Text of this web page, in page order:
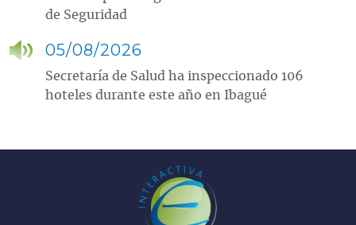
de Seguridad
05/08/2026
Secretaría de Salud ha inspeccionado 106
hoteles durante este año en Ibagué